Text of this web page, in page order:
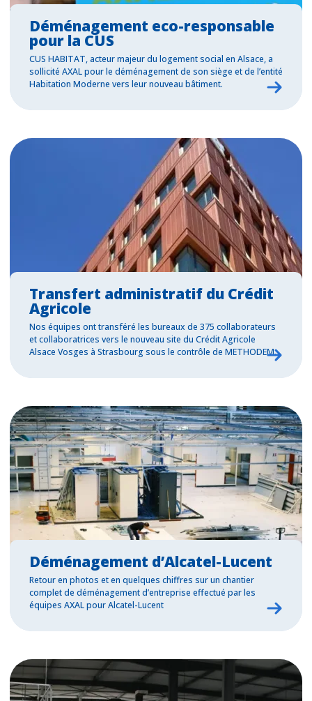
Déménagement eco-responsable
pour la CUS
CUS HABITAT, acteur majeur du logement social en Alsace, a
sollicité AXAL pour le déménagement de son siège et de l’entité
Habitation Moderne vers leur nouveau bâtiment.
Transfert administratif du Crédit
Agricole
Nos équipes ont transféré les bureaux de 375 collaborateurs
et collaboratrices vers le nouveau site du Crédit Agricole
Alsace Vosges à Strasbourg sous le contrôle de METHODEM.
Déménagement d’Alcatel-Lucent
Retour en photos et en quelques chiffres sur un chantier
complet de déménagement d’entreprise effectué par les
équipes AXAL pour Alcatel-Lucent